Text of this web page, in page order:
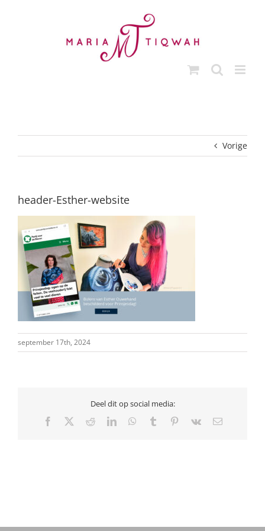
Vorige
header-Esther-website
september 17th, 2024
Deel dit op social media:
Facebook RedditLinkedInWhatsApp
Tumblr Pinterest
Vk
E-